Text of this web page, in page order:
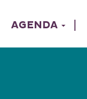
AGENDA